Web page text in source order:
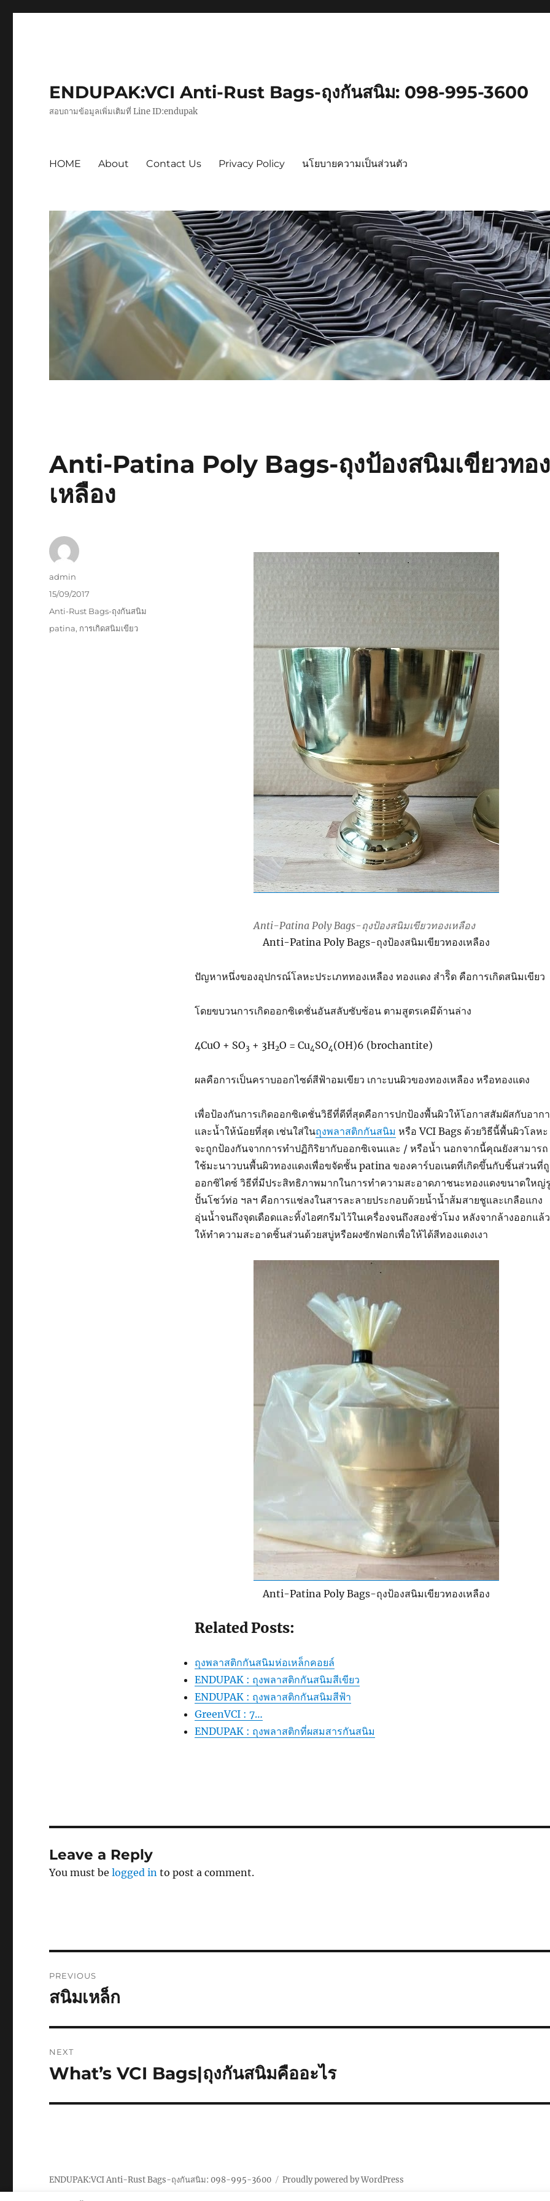
ENDUPAK:VCI Anti-Rust Bags-ถุงกันสนิม: 098-995-3600
สอบถามข้อมูลเพิ่มเติมที่ Line ID:endupak
HOME About Contact Us Privacy Policy นโยบายความเป็นส่วนตัว
Anti-Patina Poly Bags-ถุงป้องสนิมเขียวทอง
เหลือง
Anti-Patina Poly Bags-ถุงป้องสนิมเขียวทองเหลือง
Anti-Patina Poly Bags-ถุงป้องสนิมเขียวทองเหลือง
ปัญหาหนึ่งของอุปกรณ์โลหะประเภททองเหลือง ทองแดง สำริิด คือการเกิดสนิมเขียว
โดยขบวนการเกิดออกซิเดชั่นอันสลับซับซ้อน ตามสูตรเคมีด้านล่าง
4CuO + SO3 + 3H2O = Cu4 SO4 (OH)6 (brochantite)
ผลคือการเป็นคราบออกไซด์สีฟ้าอมเขียว เกาะบนผิวของทองเหลือง หรือทองแดง
เพื่อป้องกันการเกิดออกซิเดชั่นวิธีที่ดีที่สุดคือการปกป้องพื้นผิวให้โอกาสสัมผัสกับอาก
และน้ำให้น้อยที่สุด เช่นใส่ในถุงพลาสติกกันสนิม หรือ VCI Bags ด้วยวิธีนี้พื้นผิวโลหะ
จะถูกป้องกันจากการทำปฏิกิริยากับออกซิเจนและ / หรือน้ำ นอกจากนี้คุณยังสามารถ
ใช้มะนาวบนพื้นผิวทองแดงเพื่อขจัดชั้น patina ของคาร์บอเนตที่เกิดขึ้นกับชิ้นส่วนที่
ออกซิไดซ์ วิธีที่มีประสิทธิภาพมากในการทำความสะอาดภาชนะทองแดงขนาดใหญ่
ปั้นโชว์ท่อ ฯลฯ คือการแช่ลงในสารละลายประกอบด้วยน้ำน้ำส้มสายชูและเกลือแกง
อุ่นน้ำจนถึงจุดเดือดและทิ้งไอศกรีมไว้ในเครื่องจนถึงสองชั่วโมง หลังจากล้างออกแล้ว
ให้ทำความสะอาดชิ้นส่วนด้วยสบู่หรือผงซักฟอกเพื่อให้ได้สีทองแดงเงา
Anti-Patina Poly Bags-ถุงป้องสนิมเขียวทองเหลือง
Related Posts:
ถุงพลาสติกกันสนิมห่อเหล็กคอยล์
ENDUPAK : ถุงพลาสติกกันสนิมสีเขียว
ENDUPAK : ถุงพลาสติกกันสนิมสีฟ้า
GreenVCI : 7…
ENDUPAK : ถุงพลาสติกที่ผสมสารกันสนิม
Author
admin
Posted
15/09/2017
Categories
Anti-Rust Bags-ถุงกันสนิม
Tags
patina, การเกิดสนิมเขียว
Leave a Reply
You must belogged in to post a comment.
navigation
PREVIOUS
Previous
สนิมเหล็ก
NEXT
Next
What’s VCI Bags|ถุงกันสนิมคืออะไร
ENDUPAK:VCI Anti-Rust Bags-ถุงกันสนิม: 098-995-3600 Proudly powered by WordPress